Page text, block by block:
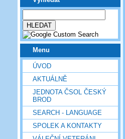
Menu
ÚVOD
AKTUÁLNĚ
JEDNOTA ČSOL ČESKÝ
BROD
SEARCH - LANGUAGE
SPOLEK A KONTAKTY